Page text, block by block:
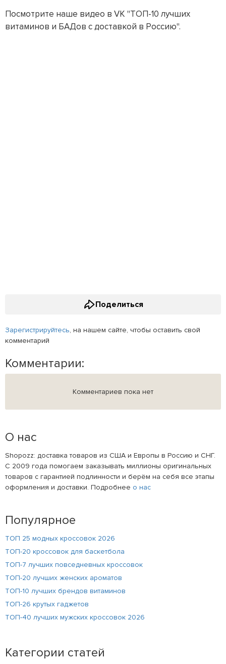
Посмотрите наше видео в VK "ТОП-10 лучших
витаминов и БАДов с доставкой в Россию".
Поделиться
Зарегистрируйтесь, на нашем сайте, чтобы оставить свой
комментарий
Комментарии:
Комментариев пока нет
О нас
Shopozz: доставка товаров из США и Европы в Россию и СНГ.
С 2009 года помогаем заказывать миллионы оригинальных
товаров с гарантией подлинности и берём на себя все этапы
оформления и доставки. Подробнее о нас
Популярное
ТОП 25 модных кроссовок 2026
ТОП-20 кроссовок для баскетбола
ТОП-7 лучших повседневных кроссовок
ТОП-20 лучших женских ароматов
ТОП-10 лучших брендов витаминов
ТОП-26 крутых гаджетов
ТОП-40 лучших мужских кроссовок 2026
Категории статей